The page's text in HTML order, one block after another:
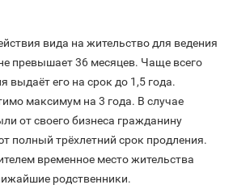
вида на жительство для ведения
превышает 36 месяцев. Чаще всего
выдаёт его на срок до 1,5 года.
максимум на 3 года. В случае
от своего бизнеса гражданину
полный трёхлетний срок продления.
временное место жительства
родственники.